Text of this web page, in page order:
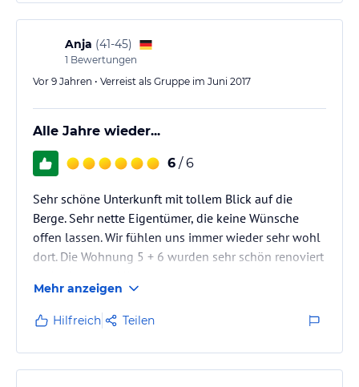
Anja (41-45)
1 Bewertungen
Vor 9 Jahren • Verreist als Gruppe im Juni 2017
Alle Jahre wieder...
6 / 6
Sehr schöne Unterkunft mit tollem Blick auf die
Berge. Sehr nette Eigentümer, die keine Wünsche
offen lassen. Wir fühlen uns immer wieder sehr wohl
dort. Die Wohnung 5 + 6 wurden sehr schön renoviert
Mehr anzeigen
Hilfreich Teilen